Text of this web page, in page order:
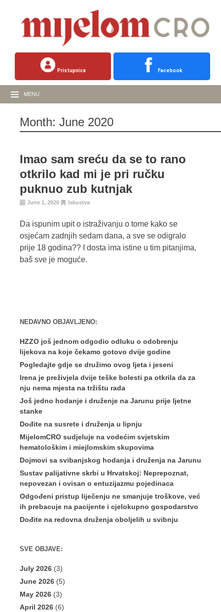
Pristupnica Facebook
MENU
Month: June 2020
Imao sam sreću da se to rano
otkrilo kad mi je pri ručku
puknuo zub kutnjak
June 1, 2020 Iskustva
Da ispunim upit o istraživanju o tome kako se
osjećam zadnjih sedam dana, a sve se odigralo
prije 18 godina?? I dosta ima istine u tim pitanjima,
baš sve je moguće.
NEDAVNO OBJAVLJENO:
HZZO još jednom odgodio odluku o odobrenju
lijekova na koje čekamo gotovo dvije godine
Pogledajte gdje se družimo ovog ljeta i jeseni
Irena je preživjela dvije teške bolesti pa otkrila da za
nju nema mjesta na tržištu rada
Još jedno hodanje i druženje na Jarunu prije ljetne
stanke
Dođite na susrete i druženja u lipnju
MijelomCRO sudjeluje na vodećim svjetskim
hematološkim i miejlomskim skupovima
Dojmovi sa svibanjskog hodanja i druženja na Jarunu
Sustav palijativne skrbi u Hrvatskoj: Neprepoznat,
nepovezan i ovisan o entuzijazmu pojedinaca
Odgođeni pristup liječenju ne smanjuje troškove, već
ih prebacuje na pacijente i cjelokupno gospodarstvo
Dođite na redovna druženja oboljelih u svibnju
SVE OBJAVE:
July 2026 (3)
June 2026 (5)
May 2026 (3)
April 2026 (6)